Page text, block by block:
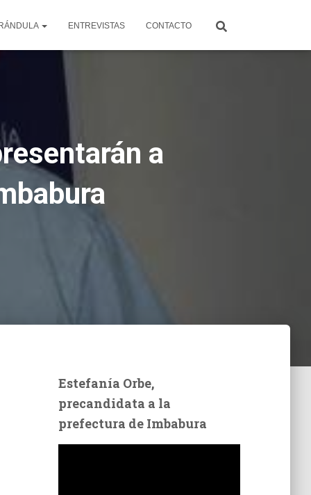
ENTREVISTAS CONTACTO
a
Estefanía Orbe,
precandidata a la
prefectura de Imbabura